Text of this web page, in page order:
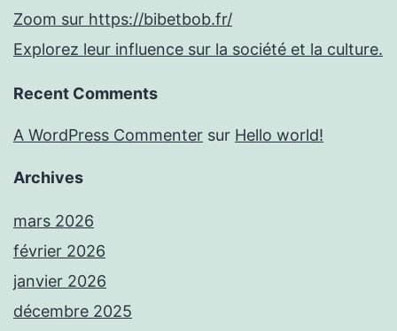
Zoom sur https://bibetbob.fr/
Explorez leur influence sur la société et la culture.
Recent Comments
A WordPress Commenter sur Hello world!
Archives
mars 2026
février 2026
janvier 2026
décembre 2025